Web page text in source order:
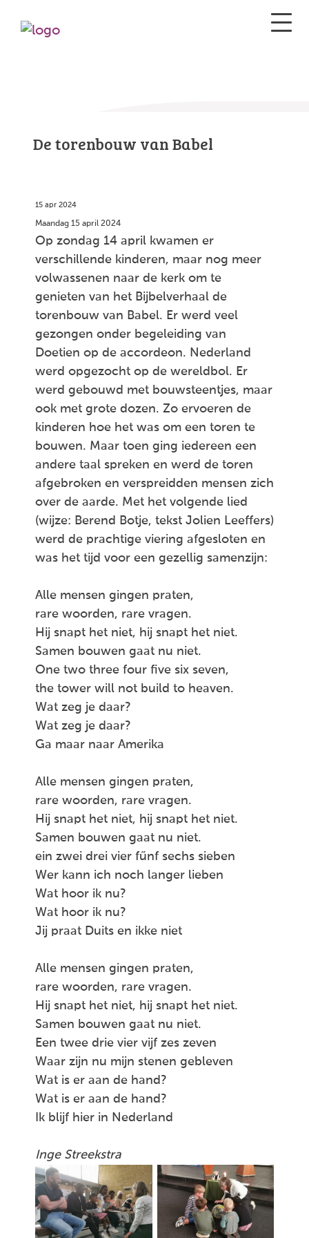
De torenbouw van Babel
15 apr 2024
Maandag 15 april 2024
Op zondag 14 april kwamen er
verschillende kinderen, maar nog meer
volwassenen naar de kerk om te
genieten van het Bijbelverhaal de
torenbouw van Babel. Er werd veel
gezongen onder begeleiding van
Doetien op de accordeon. Nederland
werd opgezocht op de wereldbol. Er
werd gebouwd met bouwsteentjes, maar
ook met grote dozen. Zo ervoeren de
kinderen hoe het was om een toren te
bouwen. Maar toen ging iedereen een
andere taal spreken en werd de toren
afgebroken en verspreidden mensen zich
over de aarde. Met het volgende lied
(wijze: Berend Botje, tekst Jolien Leeffers)
werd de prachtige viering afgesloten en
was het tijd voor een gezellig samenzijn:
Alle mensen gingen praten,
rare woorden, rare vragen.
Hij snapt het niet, hij snapt het niet.
Samen bouwen gaat nu niet.
One two three four five six seven,
the tower will not build to heaven.
Wat zeg je daar?
Wat zeg je daar?
Ga maar naar Amerika
Alle mensen gingen praten,
rare woorden, rare vragen.
Hij snapt het niet, hij snapt het niet.
Samen bouwen gaat nu niet.
ein zwei drei vier fűnf sechs sieben
Wer kann ich noch langer lieben
Wat hoor ik nu?
Wat hoor ik nu?
Jij praat Duits en ikke niet
Alle mensen gingen praten,
rare woorden, rare vragen.
Hij snapt het niet, hij snapt het niet.
Samen bouwen gaat nu niet.
Een twee drie vier vijf zes zeven
Waar zijn nu mijn stenen gebleven
Wat is er aan de hand?
Wat is er aan de hand?
Ik blijf hier in Nederland
Inge Streekstra